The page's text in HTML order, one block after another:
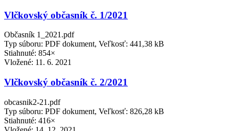
Vlčkovský občasník č. 1/2021
Občasník 1_2021.pdf
Typ súboru: PDF dokument, Veľkosť: 441,38 kB
Stiahnuté: 854×
Vložené: 11. 6. 2021
Vlčkovský občasník č. 2/2021
obcasnik2-21.pdf
Typ súboru: PDF dokument, Veľkosť: 826,28 kB
Stiahnuté: 416×